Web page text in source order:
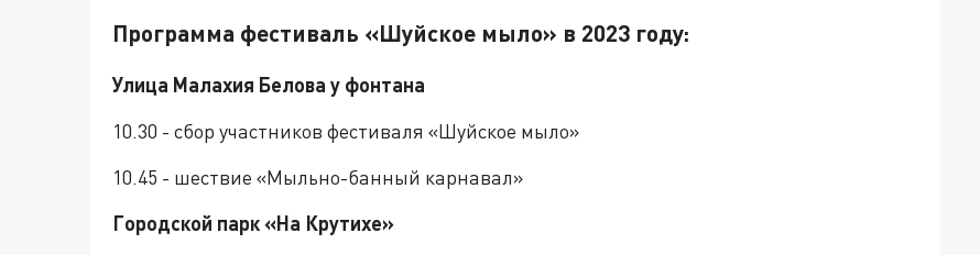
Программа фестиваль «Шуйское мыло» в 2023 году:
Улица Малахия Белова у фонтана
10.30 - сбор участников фестиваля «Шуйское мыло»
10.45 - шествие «Мыльно-банный карнавал»
Городской парк «На Крутихе»